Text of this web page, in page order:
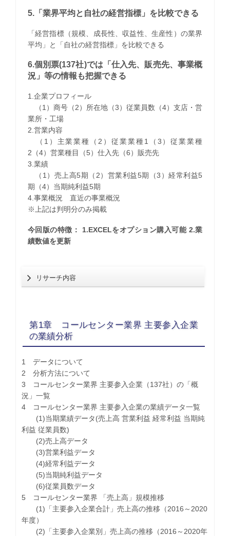
5.「業界平均と自社の経営指標」を比較できる
「経営指標（規模、成長性、収益性、生産性）の業界
平均」と「自社の経営指標」を比較できる
6.個別票(137社)では「仕入先、販売先、事業概
況」等の情報も把握できる
1.企業プロフィール
（1）商号（2）所在地（3）従業員数（4）支店・営
業所・工場
2.営業内容
（1）主業業種（2）従業業種1（3）従業業種
2（4）営業種目（5）仕入先（6）販売先
3.業績
（1）売上高5期（2）営業利益5期（3）経常利益5
期（4）当期純利益5期
4.事業概況 直近の事業概況
※上記は判明分のみ掲載
今回版の特徴： 1.EXCELをオプション購入可能 2.業
績数値を更新
リサーチ内容
第1章 コールセンター業界 主要参入企業
の業績分析
1 データについて
2 分析方法について
3 コールセンター業界 主要参入企業（137社）の「概
況」一覧
4 コールセンター業界 主要参入企業の業績データ一覧
(1)当期業績データ(売上高 営業利益 経常利益 当期純
利益 従業員数)
(2)売上高データ
(3)営業利益データ
(4)経常利益データ
(5)当期純利益データ
(6)従業員数データ
5 コールセンター業界 「売上高」規模推移
(1)「主要参入企業合計」売上高の推移（2016～2020
年度）
(2)「主要参入企業別」売上高の推移（2016～2020年